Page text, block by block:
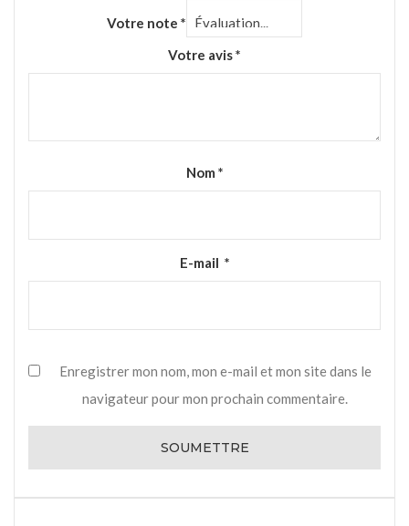
Votre note *
Votre avis*
Nom *
E-mail *
Enregistrer mon nom, mon e-mail et mon site dans le
navigateur pour mon prochain commentaire.